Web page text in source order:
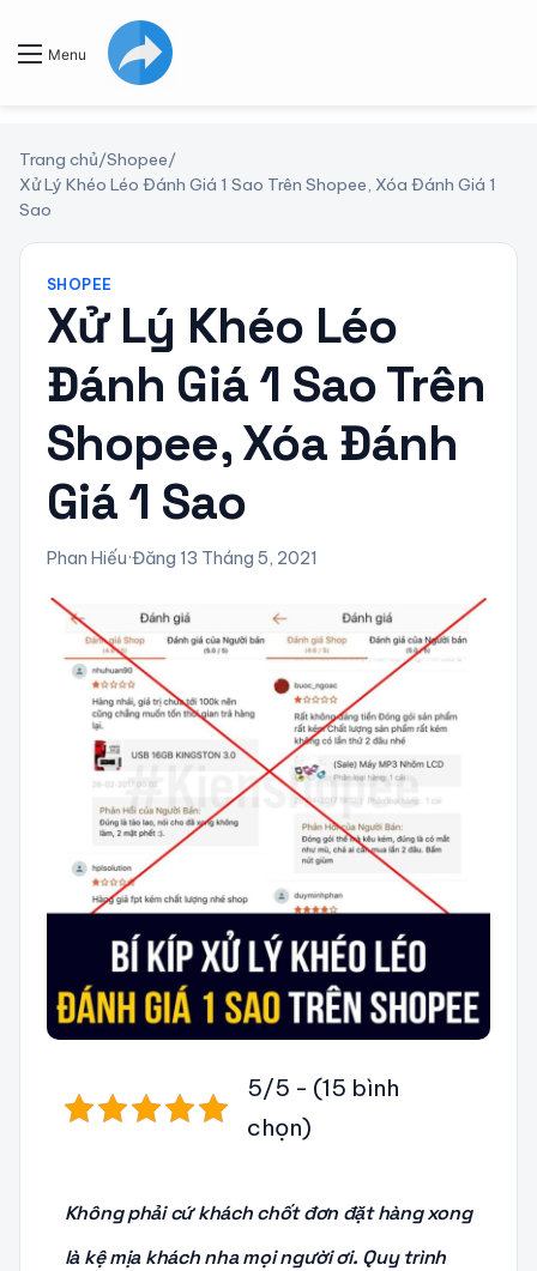
Menu
Trang chủ/Shopee/
Xử Lý Khéo Léo Đánh Giá 1 Sao Trên Shopee, Xóa Đánh Giá 1
Sao
SHOPEE
Xử Lý Khéo Léo
Đánh Giá 1 Sao Trên
Shopee, Xóa Đánh
Giá 1 Sao
Phan Hiếu·Đăng 13 Tháng 5, 2021
5/5 - (15 bình
chọn)
Không phải cứ khách chốt đơn đặt hàng xong
là kệ mịa khách nha mọi người ơi. Quy trình